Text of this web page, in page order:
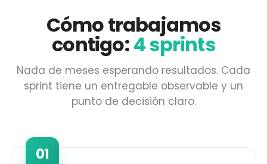
Cómo trabajamos
contigo:4 sprints
Nada de meses esperando resultados. Cada
sprint tiene un entregable observable y un
punto de decisión claro.
01